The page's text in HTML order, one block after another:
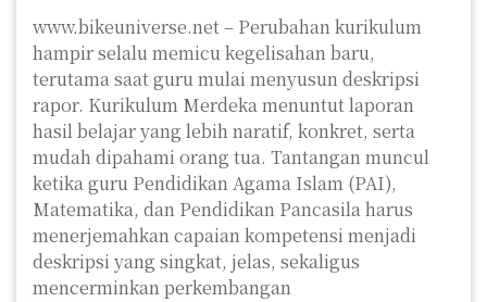
www.bikeuniverse.net – Perubahan kurikulum
hampir selalu memicu kegelisahan baru,
terutama saat guru mulai menyusun deskripsi
rapor. Kurikulum Merdeka menuntut laporan
hasil belajar yang lebih naratif, konkret, serta
mudah dipahami orang tua. Tantangan muncul
ketika guru Pendidikan Agama Islam (PAI),
Matematika, dan Pendidikan Pancasila harus
menerjemahkan capaian kompetensi menjadi
deskripsi yang singkat, jelas, sekaligus
mencerminkan perkembangan